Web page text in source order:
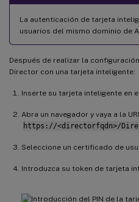
La autenticación de tarjeta
usuarios del mismo dominio de
Después de realizar la
Director con una tarjeta inteligente:
Inserte su tarjeta inteligente en
Abra un navegador y vaya a la
https://<directorfqdn>/
Seleccione un certificado de
Introduzca su token de tarjeta